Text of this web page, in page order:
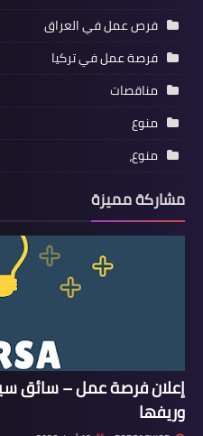
فرص عمل في العراق
فرصة عمل في تركيا
مناقصات
منوع
منوع،
مشاركة مميزة
إعلان فرصة عمل – سائق
وريفها